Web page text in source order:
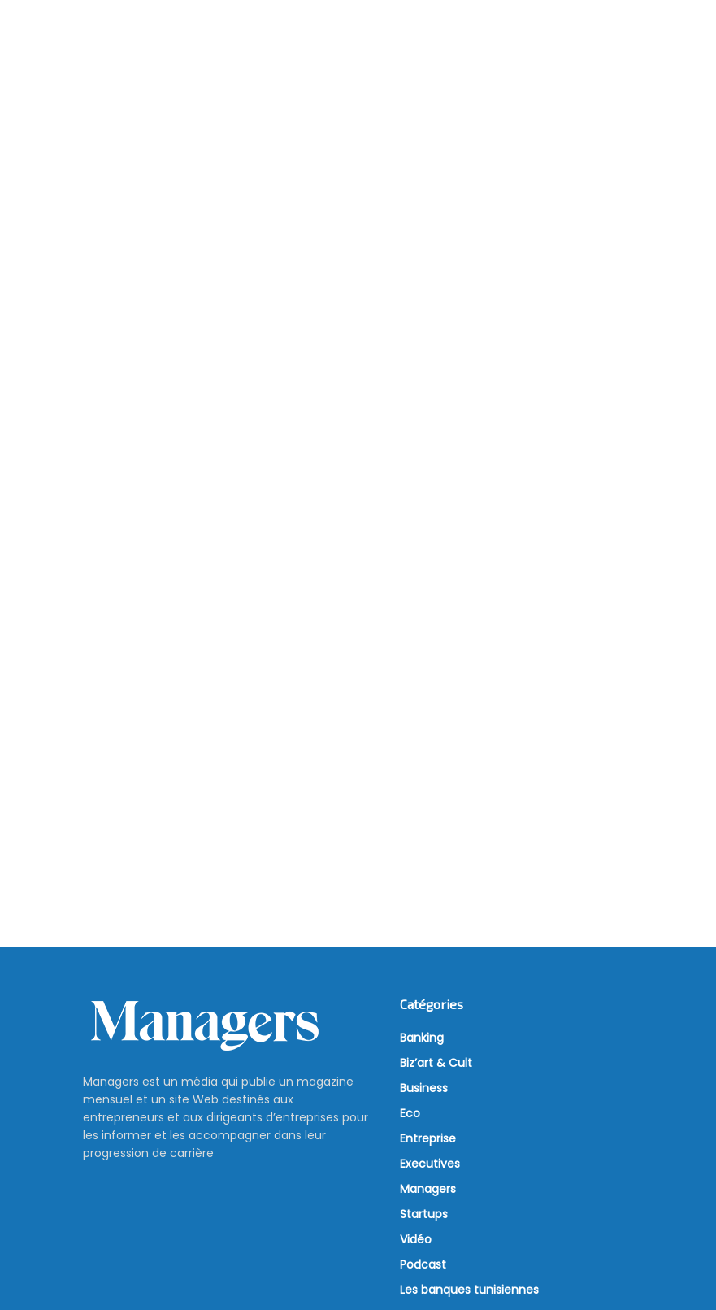
Managers est un média qui publie un magazine
mensuel et un site Web destinés aux
entrepreneurs et aux dirigeants d’entreprises pour
les informer et les accompagner dans leur
progression de carrière
Catégories
Banking
Biz’art & Cult
Business
Eco
Entreprise
Executives
Managers
Startups
Vidéo
Podcast
Les banques tunisiennes